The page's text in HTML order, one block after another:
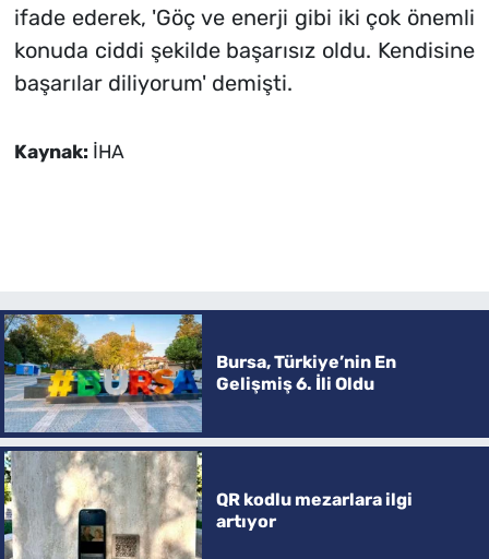
ifade ederek, 'Göç ve enerji gibi iki çok önemli
konuda ciddi şekilde başarısız oldu. Kendisine
başarılar diliyorum' demişti.
Kaynak: İHA
Bursa, Türkiye’nin En
Gelişmiş 6. İli Oldu
QR kodlu mezarlara ilgi
artıyor